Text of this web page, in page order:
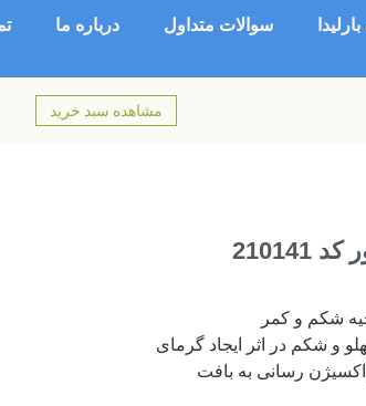
سوالات متداول درباره ما
مشاهده سبد خرید
شکم و کمر
و شکم در اثر ایجاد گرمای
رسانی به بافت